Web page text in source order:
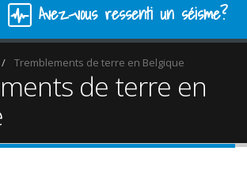
Avez-vous ressenti un séisme?
Tremblements de terre en Belgique
de terre en